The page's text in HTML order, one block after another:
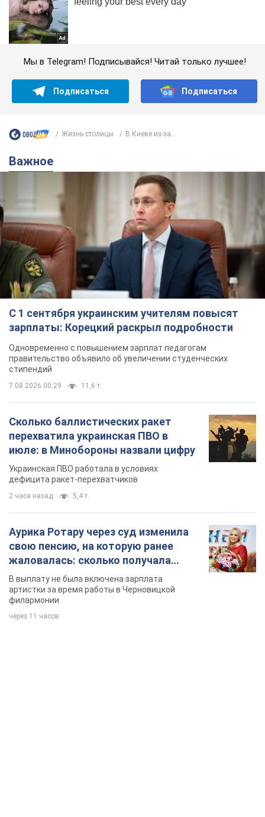
Мы в Telegram! Подписывайся! Читай только лучшее!
Подписаться Подписаться
Жизнь столицы В Киеве из-за...
Важное
С 1 сентября украинским учителям повысят
зарплаты: Корецкий раскрыл подробности
Одновременно с повышением зарплат педагогам
правительство объявило об увеличении студенческих
стипендий
7.08.2026 00:29 11,6 т.
Сколько баллистических ракет
перехватила украинская ПВО в
июле: в Минобороны назвали цифру
Украинская ПВО работала в условиях
дефицита ракет-перехватчиков
2 часа назад 5,4 т.
Аурика Ротару через суд изменила
свою пенсию, на которую ранее
жаловалась: сколько получала
певица
В выплату не была включена зарплата
артистки за время работы в Черновицкой
филармонии
через 11 часов